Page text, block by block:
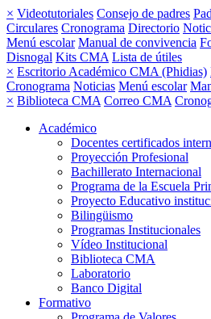
× Videotutoriales Consejo de padres
Circulares Cronograma Directorio
Menú escolar Manual de convivencia
Disnogal Kits CMA Lista de útiles
× Escritorio Académico CMA (Phidias)
Cronograma Noticias Menú escolar
× Biblioteca CMA Correo CMA
Académico
Docentes certificados
Proyección Profesional
Bachillerato Internacional
Programa de la Escuela
Proyecto Educativo
Bilingüismo
Programas Institucionales
Vídeo Institucional
Biblioteca CMA
Laboratorio
Banco Digital
Formativo